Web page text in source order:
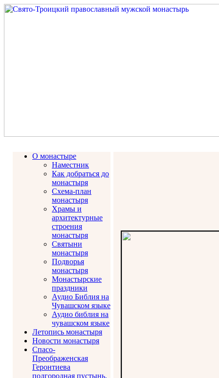
О монастыре
Наместник
Как добраться до
монастыря
Схема-план
монастыря
Храмы и
архитектурные
строения
монастыря
Святыни
монастыря
Подворья
монастыря
Монастырские
праздники
Аудио Библия на
Чувашском языке
Аудио библия на
чувашском языке
Летопись монастыря
Новости монастыря
Спасо-
Преображенская
Геронтиева
подгородная пустынь.